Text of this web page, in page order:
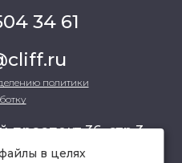
34 61
политики
проспект 36, стр.3 ,
в целях